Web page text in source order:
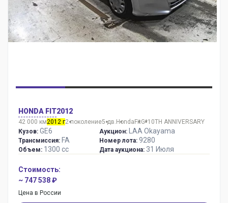
HONDA FIT2012
42 000 км2012 г2 поколение5 дв. Honda FitG*10TH ANNIVERSARY
Кузов: GE6
Трансмиссия: FA
Объем: 1300 сс
Аукцион: LAA Okayama
Номер лота: 9280
Дата аукциона: 31 Июля
Стоимость:
~ 747 538 ₽
Цена в России